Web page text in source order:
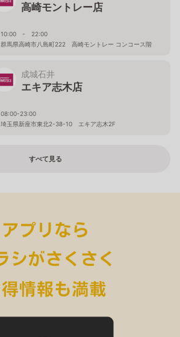
高崎モントレー店
10:00 - 22:00
群馬県高崎市八島町222 高崎モントレー コンコース階
成城石井
エキア志木店
08:00-23:00
埼玉県新座市東北2-38-10 エキア志木2F
すべて見る